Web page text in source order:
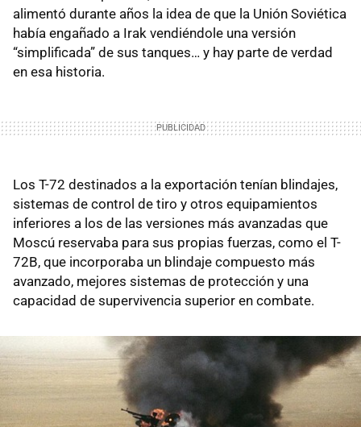
alimentó durante años la idea de que la Unión Soviética
había engañado a Irak vendiéndole una versión
“simplificada” de sus tanques… y hay parte de verdad
en esa historia.
Los T-72 destinados a la exportación tenían blindajes,
sistemas de control de tiro y otros equipamientos
inferiores a los de las versiones más avanzadas que
Moscú reservaba para sus propias fuerzas, como el T-
72B, que incorporaba un blindaje compuesto más
avanzado, mejores sistemas de protección y una
capacidad de supervivencia superior en combate.